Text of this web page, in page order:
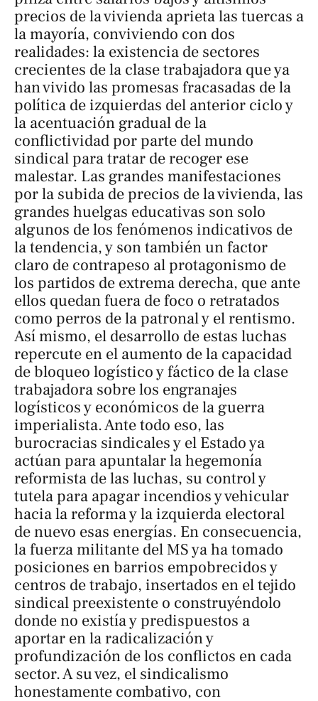
precios de la vivienda aprieta las tuercas a
la mayoría, conviviendo con dos
realidades: la existencia de sectores
crecientes de la clase trabajadora que ya
han vivido las promesas fracasadas de la
política de izquierdas del anterior ciclo y
la acentuación gradual de la
conflictividad por parte del mundo
sindical para tratar de recoger ese
malestar. Las grandes manifestaciones
por la subida de precios de la vivienda, las
grandes huelgas educativas son solo
algunos de los fenómenos indicativos de
la tendencia, y son también un factor
claro de contrapeso al protagonismo de
los partidos de extrema derecha, que ante
ellos quedan fuera de foco o retratados
como perros de la patronal y el rentismo.
Así mismo, el desarrollo de estas luchas
repercute en el aumento de la capacidad
de bloqueo logístico y fáctico de la clase
trabajadora sobre los engranajes
logísticos y económicos de la guerra
imperialista. Ante todo eso, las
burocracias sindicales y el Estado ya
actúan para apuntalar la hegemonía
reformista de las luchas, su control y
tutela para apagar incendios y vehicular
hacia la reforma y la izquierda electoral
de nuevo esas energías. En consecuencia,
la fuerza militante del MS ya ha tomado
posiciones en barrios empobrecidos y
centros de trabajo, insertados en el tejido
sindical preexistente o construyéndolo
donde no existía y predispuestos a
aportar en la radicalización y
profundización de los conflictos en cada
sector. A su vez, el sindicalismo
honestamente combativo, con